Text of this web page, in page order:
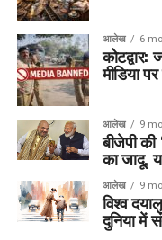
आलेख 6
मीडिया
आलेख 9
बीजेपी की
का जादू,
आलेख 9
विश्व
दुनिया में